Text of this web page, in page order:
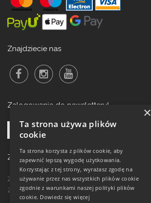
Znajdziecie nas
Zalogowanie do newsletteru!
Zegarki w ofercie
Zegarki Festina•Zegarki Kronaby•Zegarki Jaguar
Zegarki Lotus•Zegarki Calypso
×
Ta strona używa plików
cookie
Ta strona korzysta z plików cookie, aby
zapewnić lepszą wygodę użytkowania.
Korzystając z tej strony, wyrażasz zgodę na
używanie przez nas wszystkich plików cookie
zgodnie z warunkami naszej polityki plików
cookie. Dowiedz się więcej